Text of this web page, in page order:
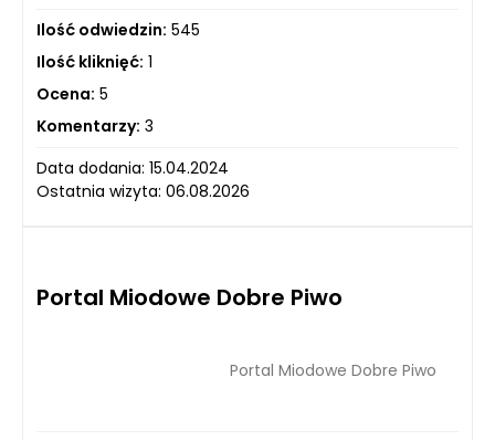
Ilość odwiedzin: 545
Ilość kliknięć: 1
Ocena: 5
Komentarzy: 3
Data dodania: 15.04.2024
Ostatnia wizyta: 06.08.2026
Portal Miodowe Dobre Piwo
Portal Miodowe Dobre Piwo